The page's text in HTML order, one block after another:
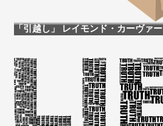
「引越し」 レイモンド・カーヴァー